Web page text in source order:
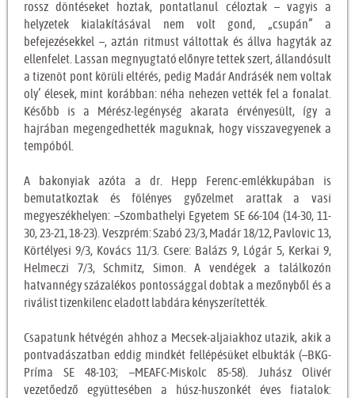
rossz döntéseket hoztak, pontatlanul céloztak – vagyis a
helyzetek kialakításával nem volt gond, „csupán” a
befejezésekkel –, aztán ritmust váltottak és állva hagyták az
ellenfelet. Lassan megnyugtató előnyre tettek szert, állandósult
a tizenöt pont körüli eltérés, pedig Madár Andrásék nem voltak
oly’ élesek, mint korábban: néha nehezen vették fel a fonalat.
Később is a Mérész-legénység akarata érvényesült, így a
hajrában megengedhették maguknak, hogy visszavegyenek a
tempóból.
A bakonyiak azóta a dr. Hepp Ferenc-emlékkupában is
bemutatkoztak és fölényes győzelmet arattak a vasi
megyeszékhelyen: –Szombathelyi Egyetem SE 66-104 (14-30, 11-
30, 23-21, 18-23). Veszprém: Szabó 23/3, Madár 18/12, Pavlovic 13,
Körtélyesi 9/3, Kovács 11/3. Csere: Balázs 9, Lógár 5, Kerkai 9,
Helmeczi 7/3, Schmitz, Simon. A vendégek a találkozón
hatvannégy százalékos pontossággal dobtak a mezőnyből és a
riválist tizenkilenc eladott labdára kényszerítették.
Csapatunk hétvégén ahhoz a Mecsek-aljaiakhoz utazik, akik a
pontvadászatban eddig mindkét fellépésüket elbukták (–BKG-
Príma SE 48-103; –MEAFC-Miskolc 85-58). Juhász Olivér
vezetőedző együttesében a húsz-huszonkét éves fiatalok: